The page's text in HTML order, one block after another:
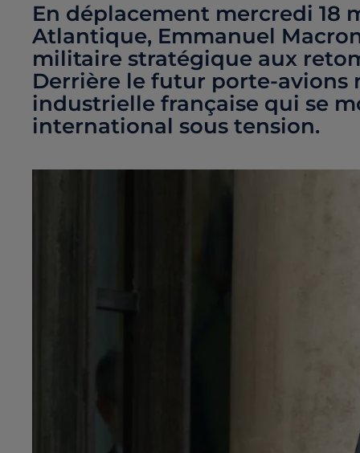
En déplacement mercredi 18
Atlantique, Emmanuel
militaire stratégique aux
Derrière le futur porte-avions
industrielle française qui se
international sous tension.